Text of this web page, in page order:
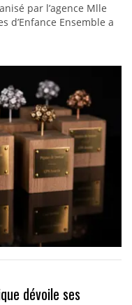
par l’agence Mlle
d’Enfance Ensemble a
dévoile ses